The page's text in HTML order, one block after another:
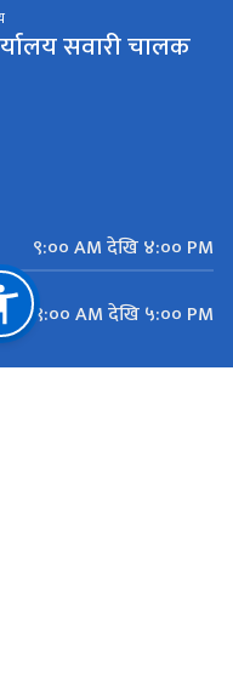
सवारी चालक
९:०० AM देखि ४:०० PM
९:०० AM देखि ५:०० PM